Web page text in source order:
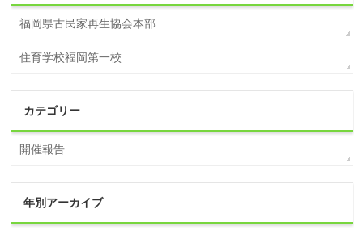
福岡県古民家再生協会本部
住育学校福岡第一校
カテゴリー
開催報告
年別アーカイブ